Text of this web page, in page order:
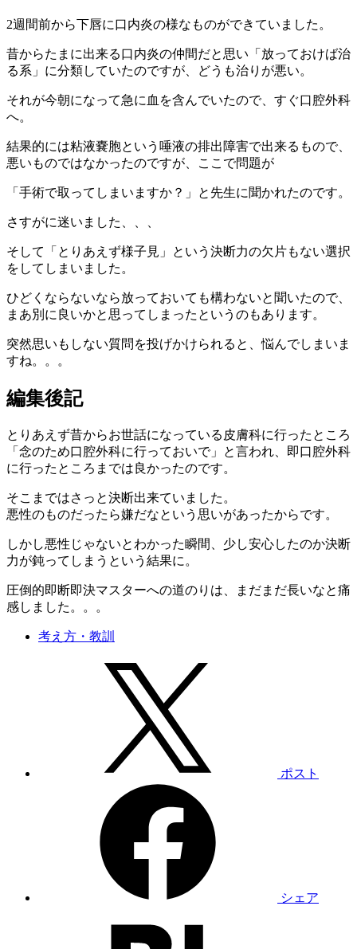
2週間前から下唇に口内炎の様なものができていました。
昔からたまに出来る口内炎の仲間だと思い「放っておけば治
る系」に分類していたのですが、どうも治りが悪い。
それが今朝になって急に血を含んでいたので、すぐ口腔外科
へ。
結果的には粘液嚢胞という唾液の排出障害で出来るもので、
悪いものではなかったのですが、ここで問題が
「手術で取ってしまいますか？」と先生に聞かれたのです。
さすがに迷いました、、、
そして「とりあえず様子見」という決断力の欠片もない選択
をしてしまいました。
ひどくならないなら放っておいても構わないと聞いたので、
まあ別に良いかと思ってしまったというのもあります。
突然思いもしない質問を投げかけられると、悩んでしまいま
すね。。。
編集後記
とりあえず昔からお世話になっている皮膚科に行ったところ
「念のため口腔外科に行っておいで」と言われ、即口腔外科
に行ったところまでは良かったのです。
そこまではさっと決断出来ていました。
悪性のものだったら嫌だなという思いがあったからです。
しかし悪性じゃないとわかった瞬間、少し安心したのか決断
力が鈍ってしまうという結果に。
圧倒的即断即決マスターへの道のりは、まだまだ長いなと痛
感しました。。。
考え方・教訓
ポスト
シェア